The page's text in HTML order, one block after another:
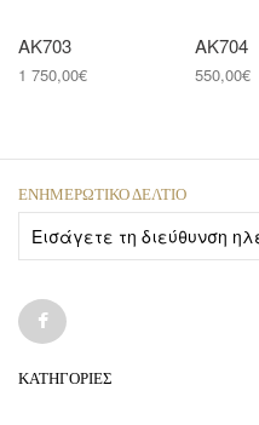
ΑΚ703
1 750,00€
ΑΚ704
550,00€
ΕΝΗΜΕΡΩΤΙΚΌ ΔΕΛΤΊΟ
ΚΑΤΗΓΟΡΊΕΣ